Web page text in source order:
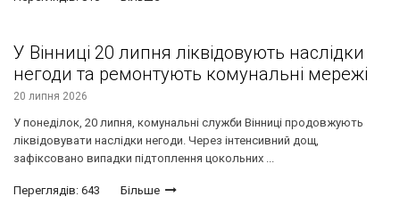
У Вінниці 20 липня ліквідовують наслідки
негоди та ремонтують комунальні мережі
20 липня 2026
У понеділок, 20 липня, комунальні служби Вінниці продовжують
ліквідовувати наслідки негоди. Через інтенсивний дощ,
зафіксовано випадки підтоплення цокольних ...
Переглядів: 643 Більше